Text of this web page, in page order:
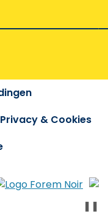
Privacy & Cookies
❚❚